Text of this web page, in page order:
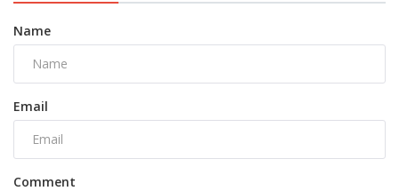
Name
Email
Comment